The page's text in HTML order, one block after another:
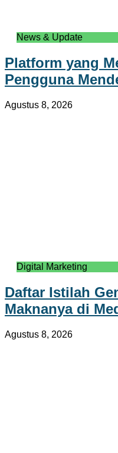
News & Update
Platform yang
Pengguna
Agustus 8, 2026
Digital Marketing
Daftar Istilah
Maknanya di
Agustus 8, 2026